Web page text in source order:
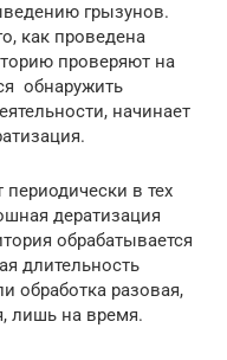
грызунов.
как проведена
проверяют на
обнаружить
начинает
в тех
дератизация
обрабатывается
длительность
обработка разовая,
лишь на время.